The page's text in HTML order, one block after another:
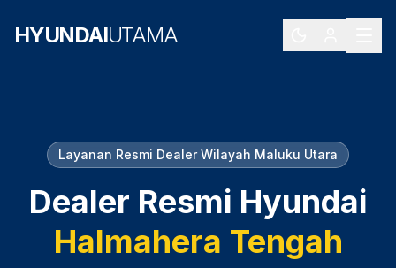
HYUNDAIUTAMA
Layanan Resmi Dealer Wilayah Maluku Utara
Dealer Resmi Hyundai
Halmahera Tengah